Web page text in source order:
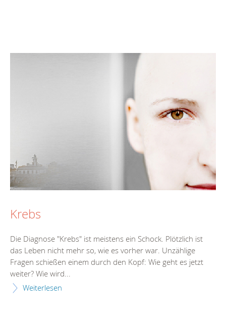
Krebs
Die Diagnose "Krebs" ist meistens ein Schock. Plötzlich ist
das Leben nicht mehr so, wie es vorher war. Unzählige
Fragen schießen einem durch den Kopf: Wie geht es jetzt
weiter? Wie wird...
Weiterlesen